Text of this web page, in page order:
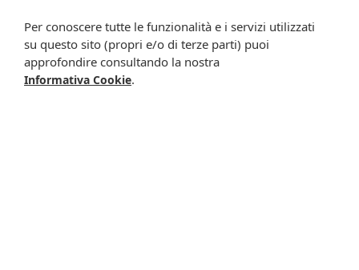
Per conoscere tutte le funzionalità e i servizi utilizzati
su questo sito (propri e/o di terze parti) puoi
approfondire consultando la nostra
Informativa Cookie.